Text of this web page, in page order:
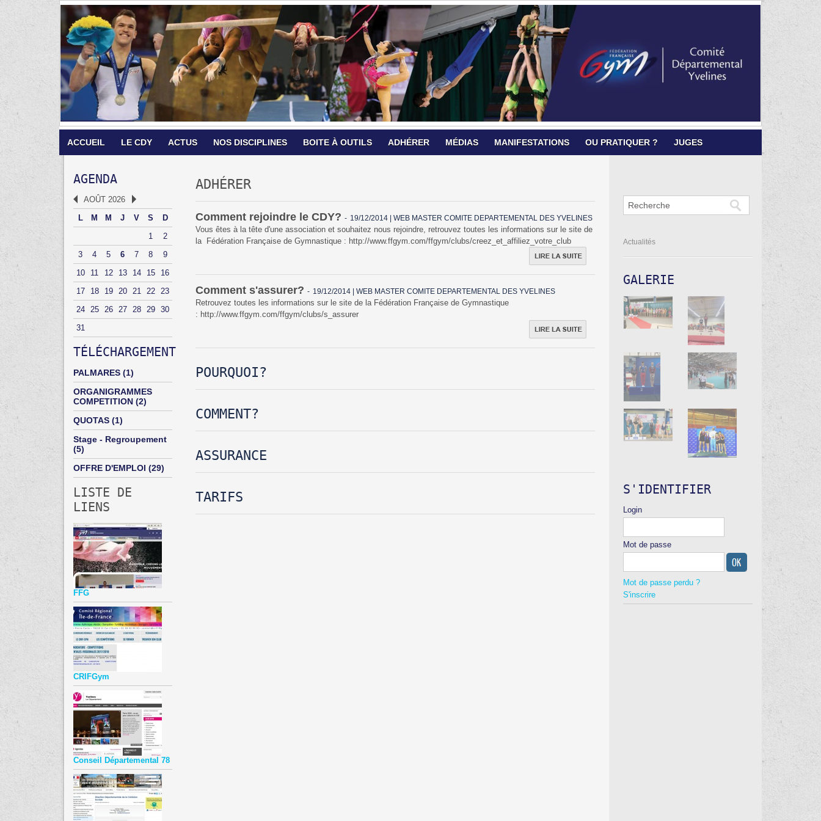
ACCUEIL LE CDY ACTUS NOS DISCIPLINES BOITE À OUTILS ADHÉRER MÉDIAS MANIFESTATIONS OU PRATIQUER ? JUGES
AGENDA
AOÛT 2026
L
M M J V S
D
1
2
3
4 5 6 7 8
9
10
11 12 13 14 15
16
17
18 19 20 21 22
23
24
25 26 27 28 29
30
31
TÉLÉCHARGEMENT
PALMARES (1)
ORGANIGRAMMES
COMPETITION (2)
QUOTAS (1)
Stage - Regroupement
(5)
OFFRE D'EMPLOI (29)
LISTE DE
LIENS
FFG
CRIFGym
Conseil Départemental 78
ADHÉRER
Comment rejoindre le CDY? - 19/12/2014 | WEB MASTER COMITE DEPARTEMENTAL DES YVELINES
Vous êtes à la tête d'une association et souhaitez nous rejoindre, retrouvez toutes les informations sur le site de
la Fédération Française de Gymnastique : http://www.ffgym.com/ffgym/clubs/creez_et_affiliez_votre_club
Comment s'assurer? - 19/12/2014 | WEB MASTER COMITE DEPARTEMENTAL DES YVELINES
Retrouvez toutes les informations sur le site de la Fédération Française de Gymnastique
: http://www.ffgym.com/ffgym/clubs/s_assurer
POURQUOI?
COMMENT?
ASSURANCE
TARIFS
Actualités
GALERIE
S'IDENTIFIER
Login
Mot de passe
Mot de passe perdu ?
S'inscrire